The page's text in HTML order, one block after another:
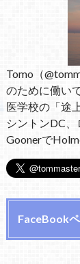
Tomo（
のために働い
医学校の「途
シントンDC、
Goonerで
FaceBook